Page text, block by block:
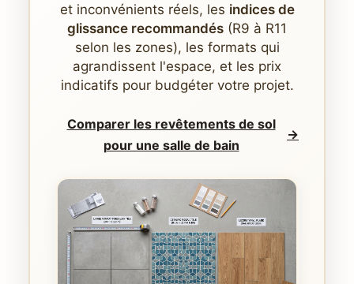
et inconvénients réels, les indices de
glissance recommandés (R9 à R11
selon les zones), les formats qui
agrandissent l'espace, et les prix
indicatifs pour budgéter votre projet.
Comparer les revêtements de sol
pour une salle de bain
→